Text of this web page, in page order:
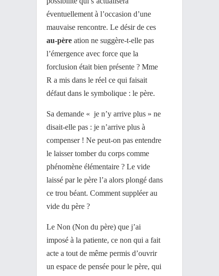
éventuellement à l’occasion d’une
mauvaise rencontre. Le désir de ces
au-père ation ne suggère-t-elle pas
l’émergence avec force que la
forclusion était bien présente ? Mme
R a mis dans le réel ce qui faisait
défaut dans le symbolique : le père.
Sa demande « je n’y arrive plus » ne
disait-elle pas : je n’arrive plus à
compenser ! Ne peut-on pas entendre
le laisser tomber du corps comme
phénomène élémentaire ? Le vide
laissé par le père l’a alors plongé dans
ce trou béant. Comment suppléer au
vide du père ?
Le Non (Non du père) que j’ai
imposé à la patiente, ce non qui a fait
acte a tout de même permis d’ouvrir
un espace de pensée pour le père, qui